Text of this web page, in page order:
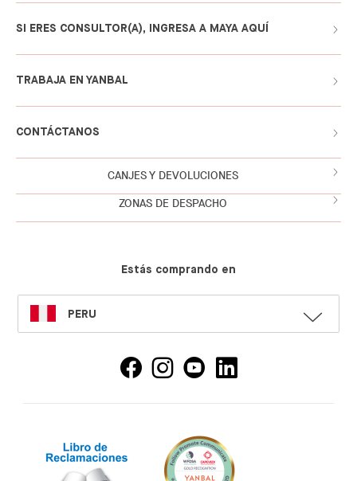
SI ERES CONSULTOR(A), INGRESA A MAYA AQUÍ
TRABAJA EN YANBAL
CONTÁCTANOS
CANJES Y DEVOLUCIONES
ZONAS DE DESPACHO
Estás comprando en
SELECT
LANGUAGE
PERU